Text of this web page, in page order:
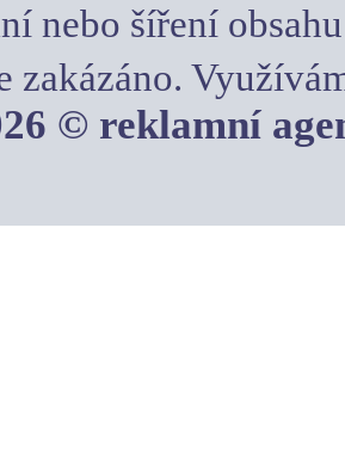
nebo šíření
zakázáno.
© reklamní